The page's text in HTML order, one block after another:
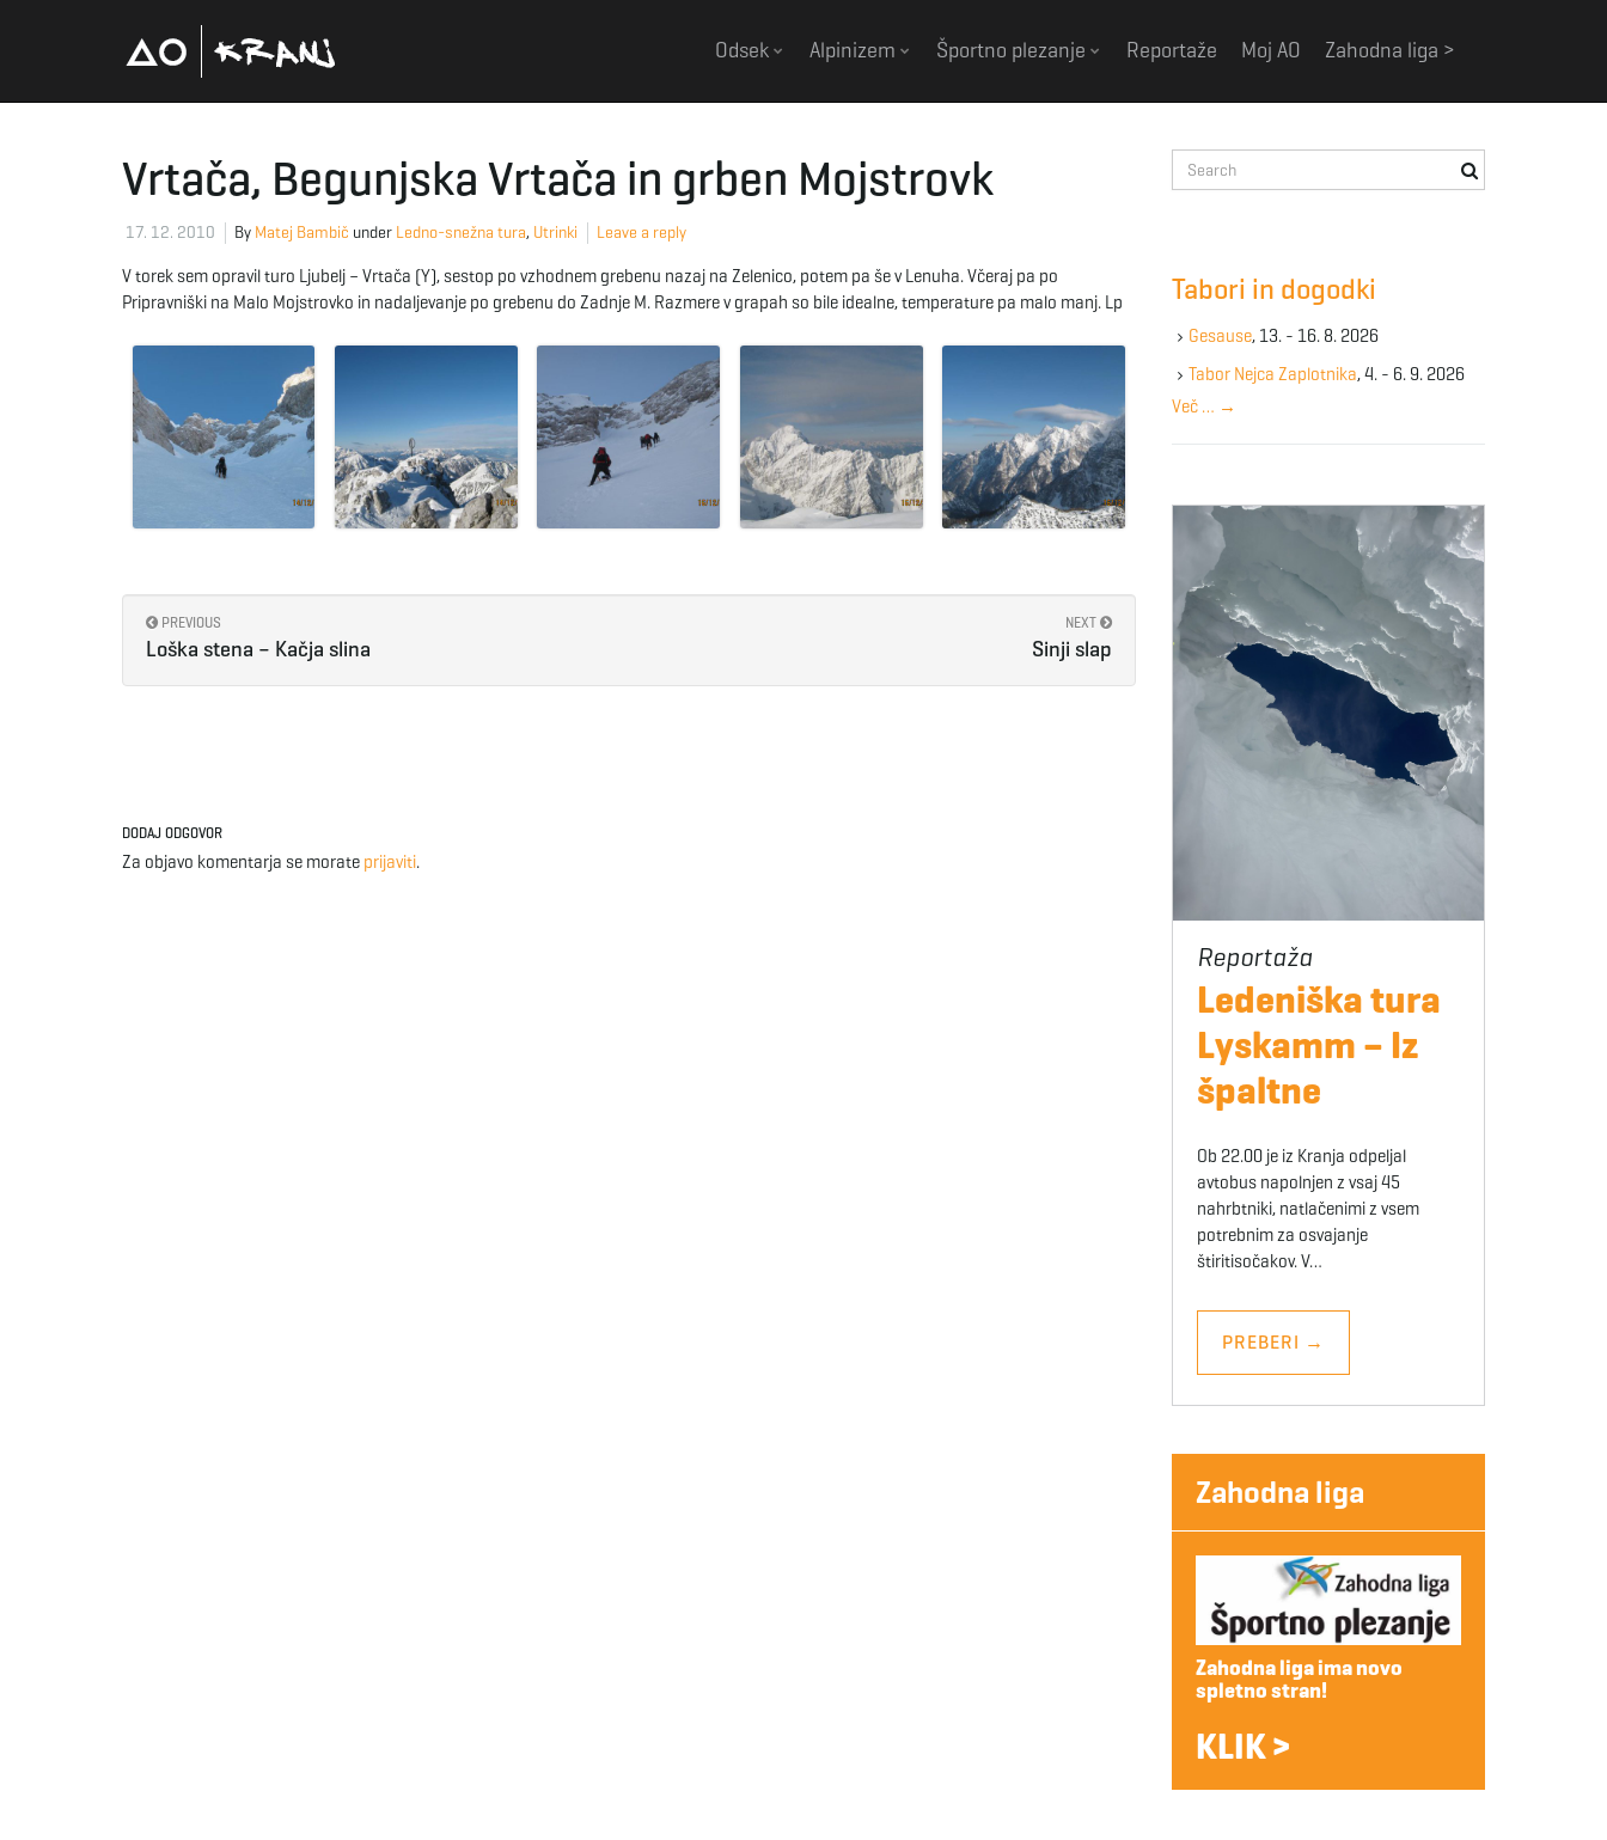
Odsek Alpinizem Športno plezanje Reportaže Moj AO Zahodna liga >
Vrtača, Begunjska Vrtača in grben Mojstrovk
17. 12. 2010 By Matej Bambič under Ledno-snežna tura, Utrinki Leave a reply
V torek sem opravil turo Ljubelj – Vrtača (Y), sestop po vzhodnem grebenu nazaj na Zelenico, potem pa še v Lenuha. Včeraj pa po
Pripravniški na Malo Mojstrovko in nadaljevanje po grebenu do Zadnje M. Razmere v grapah so bile idealne, temperature pa malo manj. Lp
PREVIOUS
Loška stena – Kačja slina
NEXT
Sinji slap
DODAJ ODGOVOR
Za objavo komentarja se morate prijaviti.
e
e
y
w
r
Tabori in dogodki
Gesause, 13. - 16. 8. 2026
Tabor Nejca Zaplotnika, 4. - 6. 9. 2026
Več … →
Ledeniška tura
Lyskamm – Iz
špaltne
Ob 22.00 je iz Kranja odpeljal
avtobus napolnjen z vsaj 45
nahrbtniki, natlačenimi z vsem
potrebnim za osvajanje
štiritisočakov. V…
PREBERI →
Zahodna liga
Zahodna liga ima novo
spletno stran!
KLIK >